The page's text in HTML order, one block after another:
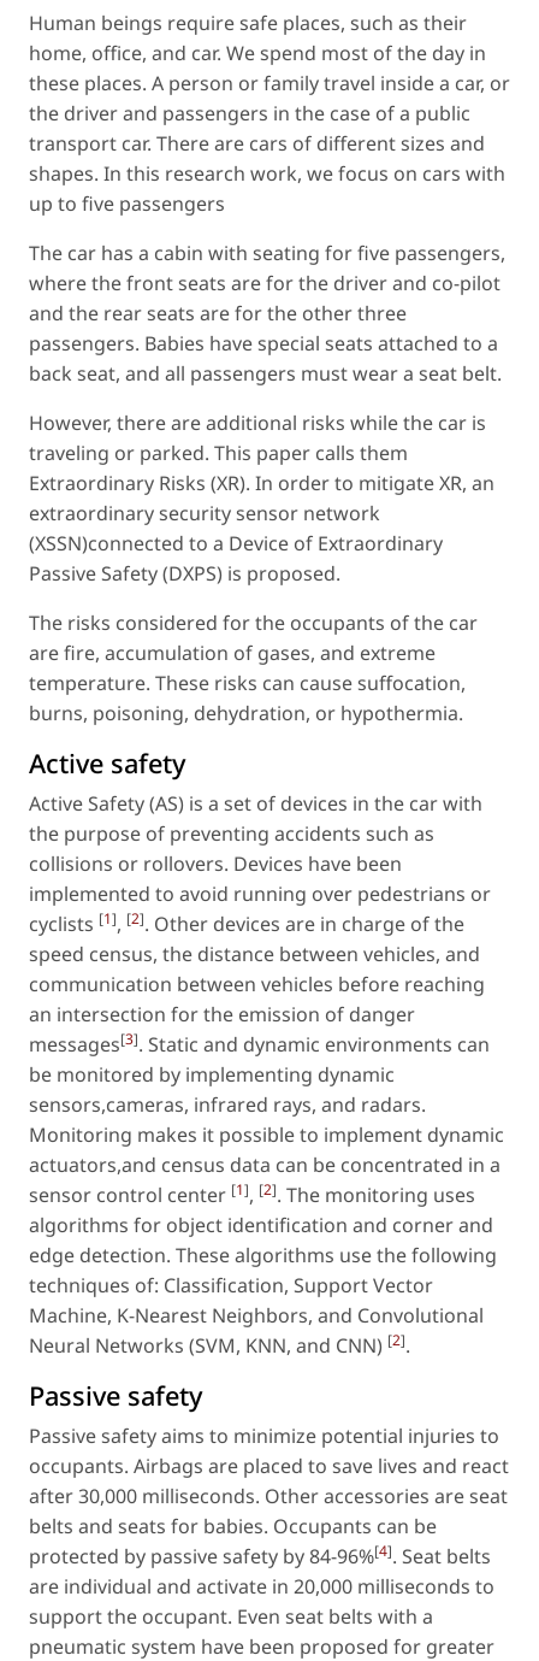
Human beings require safe places, such as their
home, office, and car. We spend most of the day in
these places. A person or family travel inside a car, or
the driver and passengers in the case of a public
transport car. There are cars of different sizes and
shapes. In this research work, we focus on cars with
up to five passengers
The car has a cabin with seating for five passengers,
where the front seats are for the driver and co-pilot
and the rear seats are for the other three
passengers. Babies have special seats attached to a
back seat, and all passengers must wear a seat belt.
However, there are additional risks while the car is
traveling or parked. This paper calls them
Extraordinary Risks (XR). In order to mitigate XR, an
extraordinary security sensor network
(XSSN)connected to a Device of Extraordinary
Passive Safety (DXPS) is proposed.
The risks considered for the occupants of the car
are fire, accumulation of gases, and extreme
temperature. These risks can cause suffocation,
burns, poisoning, dehydration, or hypothermia.
Active safety
Active Safety (AS) is a set of devices in the car with
the purpose of preventing accidents such as
collisions or rollovers. Devices have been
implemented to avoid running over pedestrians or
cyclists [1], [2]. Other devices are in charge of the
speed census, the distance between vehicles, and
communication between vehicles before reaching
an intersection for the emission of danger
messages[3]. Static and dynamic environments can
be monitored by implementing dynamic
sensors,cameras, infrared rays, and radars.
Monitoring makes it possible to implement dynamic
actuators,and census data can be concentrated in a
sensor control center [1], [2]. The monitoring uses
algorithms for object identification and corner and
edge detection. These algorithms use the following
techniques of: Classification, Support Vector
Machine, K-Nearest Neighbors, and Convolutional
Neural Networks (SVM, KNN, and CNN) [2].
Passive safety
Passive safety aims to minimize potential injuries to
occupants. Airbags are placed to save lives and react
after 30,000 milliseconds. Other accessories are seat
belts and seats for babies. Occupants can be
protected by passive safety by 84-96%[4]. Seat belts
are individual and activate in 20,000 milliseconds to
support the occupant. Even seat belts with a
pneumatic system have been proposed for greater